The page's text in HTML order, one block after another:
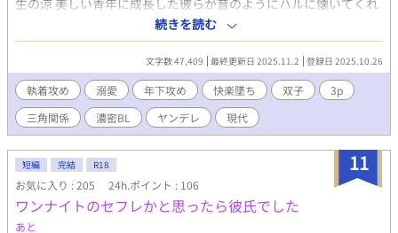
生の涼 美しい青年に成長した彼らが昔のようにハルに懐いてくれ
るのが嬉しかった。 しかし、ハルは気づいていない。二人の想い
がいつしか甘く危うい執着に変わっていたことに。 双子の美青年
たちとの禁断の夜、許されない快楽の果てにハルが辿り着くの
は…… ※攻め二人(双子)、受け一人のベッドシーンがあります。
続きを読む
文字数 47,409 最終更新日 2025.11.2 登録日 2025.10.26
執着攻め 溺愛 年下攻め 快楽墜ち 双子
3p
三角関係
濃密BL ヤンデレ 現代
11
短編 完結 R18
お気に入り : 205 24h.ポイント : 106
ワンナイトのセフレかと思ったら彼氏でした
あと